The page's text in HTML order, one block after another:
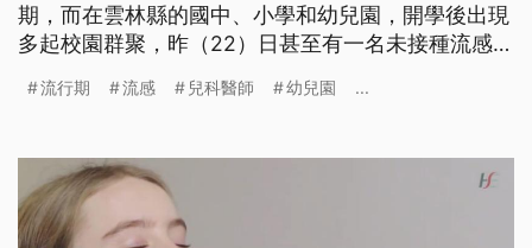
期，而在雲林縣的國中、小學和幼兒園，開學後出現
多起校園群聚，昨（22）日甚至有一名未接種流感疫
流行期 流感 兒科醫師 幼兒園 ...